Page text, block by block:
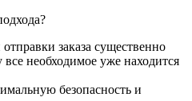
заказа существенно
все необходимое уже находится
безопасность и